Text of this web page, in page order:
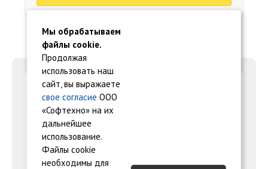
Как работает патентная
система налогообложения
Разбираем частые вопросы
предпринимателей по работе на патенте
(ПСН)
Мы обрабатываем
файлы cookie.
Продолжая
использовать наш
сайт, вы выражаете
свое согласие ООО
«Софтехно» на их
дальнейшее
использование.
Файлы cookie
необходимы для